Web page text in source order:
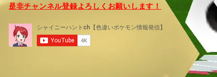
是非チャンネル登録よろしくお願いします！